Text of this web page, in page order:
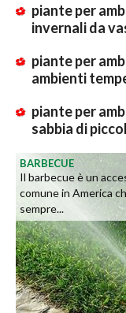
piante per
invernali da
piante per
ambienti
piante per
sabbia di
BARBECUE
Il barbecue è un
comune in America
sempre...